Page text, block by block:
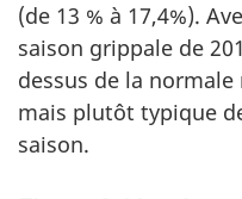
(de 13 % à 17,4%).
saison grippale de
dessus de la
mais plutôt typique
saison.